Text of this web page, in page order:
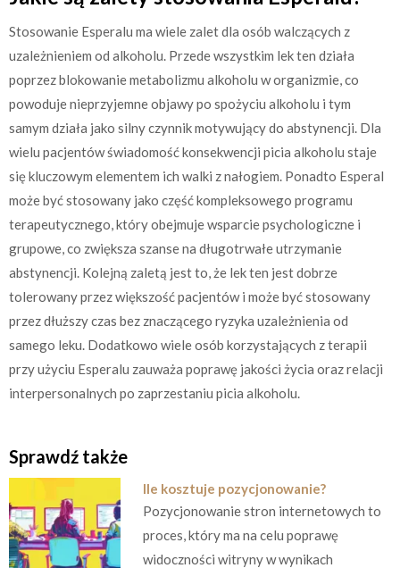
Stosowanie Esperalu ma wiele zalet dla osób walczących z
uzależnieniem od alkoholu. Przede wszystkim lek ten działa
poprzez blokowanie metabolizmu alkoholu w organizmie, co
powoduje nieprzyjemne objawy po spożyciu alkoholu i tym
samym działa jako silny czynnik motywujący do abstynencji. Dla
wielu pacjentów świadomość konsekwencji picia alkoholu staje
się kluczowym elementem ich walki z nałogiem. Ponadto Esperal
może być stosowany jako część kompleksowego programu
terapeutycznego, który obejmuje wsparcie psychologiczne i
grupowe, co zwiększa szanse na długotrwałe utrzymanie
abstynencji. Kolejną zaletą jest to, że lek ten jest dobrze
tolerowany przez większość pacjentów i może być stosowany
przez dłuższy czas bez znaczącego ryzyka uzależnienia od
samego leku. Dodatkowo wiele osób korzystających z terapii
przy użyciu Esperalu zauważa poprawę jakości życia oraz relacji
interpersonalnych po zaprzestaniu picia alkoholu.
Sprawdź także
Ile kosztuje pozycjonowanie?
Pozycjonowanie stron internetowych to
proces, który ma na celu poprawę
widoczności witryny w wynikach